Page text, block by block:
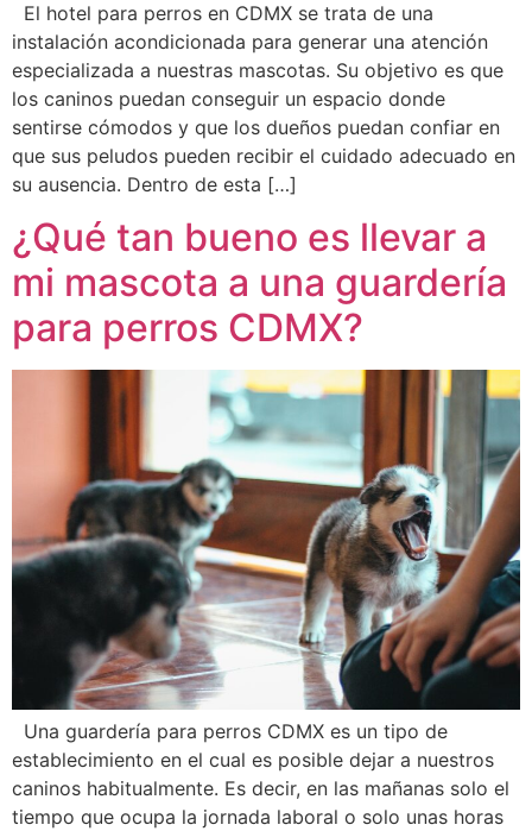
El hotel para perros en CDMX se trata de una
instalación acondicionada para generar una atención
especializada a nuestras mascotas. Su objetivo es que
los caninos puedan conseguir un espacio donde
sentirse cómodos y que los dueños puedan confiar en
que sus peludos pueden recibir el cuidado adecuado en
su ausencia. Dentro de esta […]
¿Qué tan bueno es llevar a
mi mascota a una guardería
para perros CDMX?
Una guardería para perros CDMX es un tipo de
establecimiento en el cual es posible dejar a nuestros
caninos habitualmente. Es decir, en las mañanas solo el
tiempo que ocupa la jornada laboral o solo unas horas